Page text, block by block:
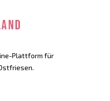
Plattform für